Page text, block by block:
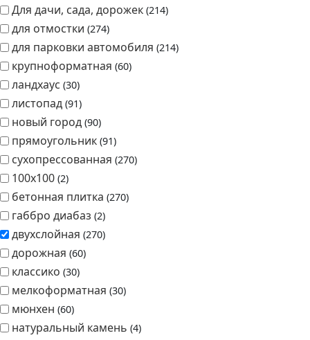
Для дачи, сада, дорожек 214
для отмостки 274
для парковки автомобиля 214
крупноформатная 60
ландхаус 30
листопад 91
новый город 90
прямоугольник 91
сухопрессованная 270
100х100 2
бетонная плитка 270
габбро диабаз 2
двухслойная 270
дорожная 60
классико 30
мелкоформатная 30
мюнхен 60
натуральный камень 4